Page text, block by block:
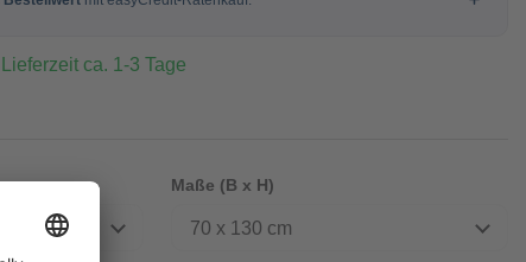
ca. 1-3 Tage
Maße (B x H)
70 x 130 cm